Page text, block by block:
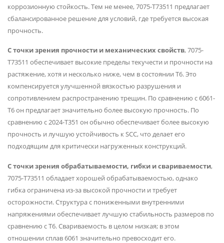
коррозионную стойкость. Тем не менее, 7075-T73511 предлагает
сбалансированное решение для условий, где требуется высокая
прочность.
С точки зрения прочности и механических свойств, 7075-
T73511 обеспечивает высокие пределы текучести и прочности на
растяжение, хотя и несколько ниже, чем в состоянии T6. Это
компенсируется улучшенной вязкостью разрушения и
сопротивлением распространению трещин. По сравнению с 6061-
T6 он предлагает значительно более высокую прочность. По
сравнению с 2024-T351 он обычно обеспечивает более высокую
прочность и лучшую устойчивость к SCC, что делает его
подходящим для критически нагруженных конструкций.
С точки зрения обрабатываемости, гибки и свариваемости,
7075-T73511 обладает хорошей обрабатываемостью, однако
гибка ограничена из-за высокой прочности и требует
осторожности. Структура с пониженными внутренними
напряжениями обеспечивает лучшую стабильность размеров по
сравнению с T6. Свариваемость в целом низкая; в этом
отношении сплав 6061 значительно превосходит его.